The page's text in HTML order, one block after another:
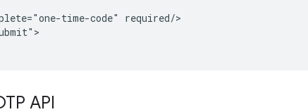
time-code" required/>
API